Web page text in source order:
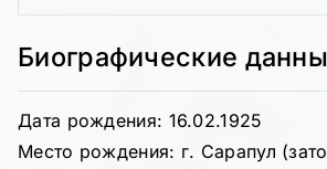
Биографические
Дата рождения: 16.02.1925
Место рождения: г. Сарапул